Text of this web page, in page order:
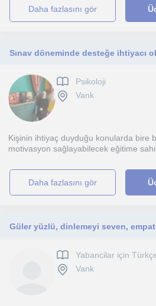
daha fazlasını gör
Psikoloji
Vank
Kişinin ihtiyaç duyduğu konularda bire
motivasyon sağlayabilecek eğitime
daha fazlasını gör
Yabancilar için
Vank